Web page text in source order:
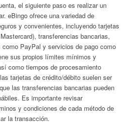
el siguiente paso es realizar un
eBingo ofrece una variedad de
y convenientes, incluyendo tarjetas
transferencias bancarias,
como PayPal y servicios de pago como
sus propios límites mínimos y
como tiempos de procesamiento
tarjetas de crédito/débito suelen ser
las transferencias bancarias pueden
Es importante revisar
y condiciones de cada método de
la transacción.